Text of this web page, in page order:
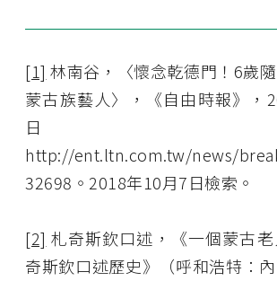
[1] 林南谷，〈懷念乾德門！6歲
蒙古族藝人〉，《自由時報》，
日
http://ent.ltn.com.tw/news/
32698。2018年10月7日檢索。
[2] 札奇斯欽口述，《一個蒙古
奇斯欽口述歷史》（呼和浩特：